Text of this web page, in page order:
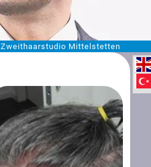
Zweithaarstudio Mittelstetten